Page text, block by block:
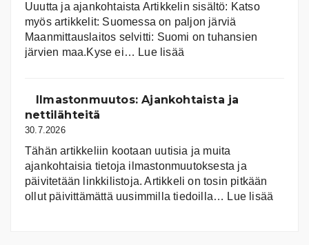
Uuutta ja ajankohtaista Artikkelin sisältö: Katso
myös artikkelit: Suomessa on pal­jon jär­viä
Maanmittauslaitos selvitti: Suomi on tuhansien
järvien maa.Kyse ei… Lue lisää
ja
Ilmastonmuutos: Ajankohtaista ja
nettilähteitä
30.7.2026
Tähän artikkeliin kootaan uutisia ja muita
ajankohtaisia tietoja ilmastonmuutoksesta ja
päivitetään linkkilistoja. Artikkeli on tosin pitkään
ollut päivittämättä uusimmilla tiedoilla… Lue lisää